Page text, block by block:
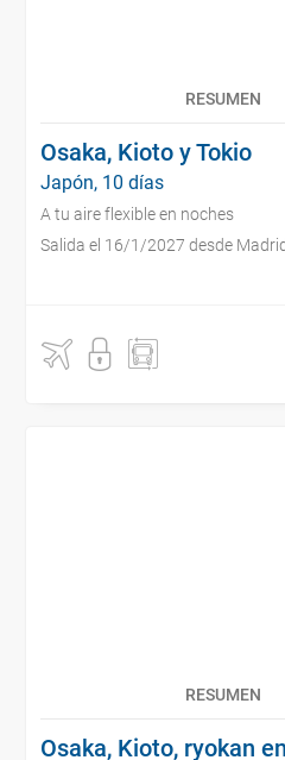
RESUMEN
Osaka, Kioto y Tokio
Japón, 10 días
A tu aire flexible en noches
Salida el 16/1/2027 desde Madrid
RESUMEN
Osaka, Kioto, ryokan